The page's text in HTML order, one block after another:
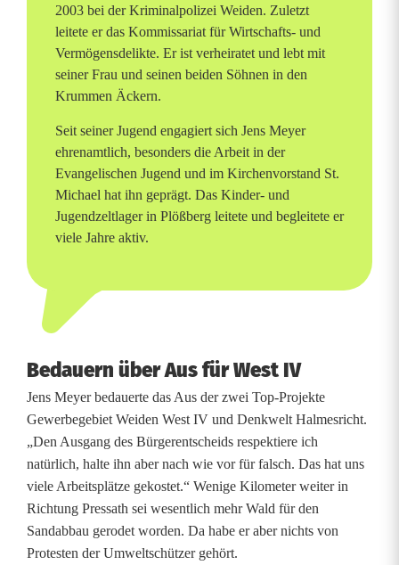
n
n
e
p
o
s
i
2003 bei der Kriminalpolizei Weiden. Zuletzt
leitete er das Kommissariat für Wirtschafts- und
Vermögensdelikte. Er ist verheiratet und lebt mit
seiner Frau und seinen beiden Söhnen in den
Krummen Äckern.
Seit seiner Jugend engagiert sich Jens Meyer
ehrenamtlich, besonders die Arbeit in der
Evangelischen Jugend und im Kirchenvorstand St.
Michael hat ihn geprägt. Das Kinder- und
Jugendzeltlager in Plößberg leitete und begleitete er
viele Jahre aktiv.
Bedauern über Aus für West IV
Jens Meyer bedauerte das Aus der zwei Top-Projekte
Gewerbegebiet Weiden West IV und Denkwelt Halmesricht.
„Den Ausgang des Bürgerentscheids respektiere ich
natürlich, halte ihn aber nach wie vor für falsch. Das hat uns
viele Arbeitsplätze gekostet.“ Wenige Kilometer weiter in
Richtung Pressath sei wesentlich mehr Wald für den
Sandabbau gerodet worden. Da habe er aber nichts von
Protesten der Umweltschützer gehört.